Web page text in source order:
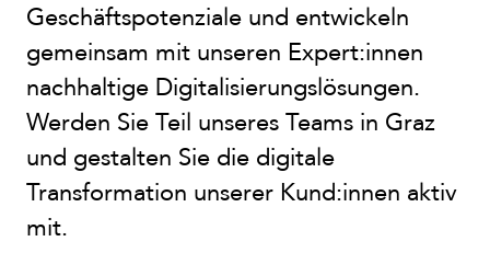
Geschäftspotenziale und entwickeln
gemeinsam mit unseren Expert:innen
nachhaltige Digitalisierungslösungen.
Werden Sie Teil unseres Teams in Graz
und gestalten Sie die digitale
Transformation unserer Kund:innen aktiv
mit.